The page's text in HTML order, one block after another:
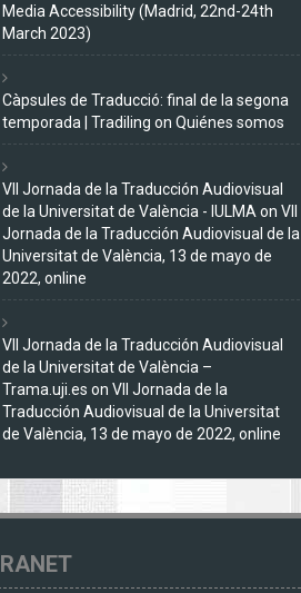
Media Accessibility (Madrid, 22nd-24th
March 2023)
Càpsules de Traducció: final de la segona
temporada | Tradiling on Quiénes somos
VII Jornada de la Traducción Audiovisual
de la Universitat de València - IULMAon VII
Jornada de la Traducción Audiovisual de la
Universitat de València, 13 de mayo de
2022, online
VII Jornada de la Traducción Audiovisual
de la Universitat de València –
Trama.uji.es on VII Jornada de la
Traducción Audiovisual de la Universitat
de València, 13 de mayo de 2022, online